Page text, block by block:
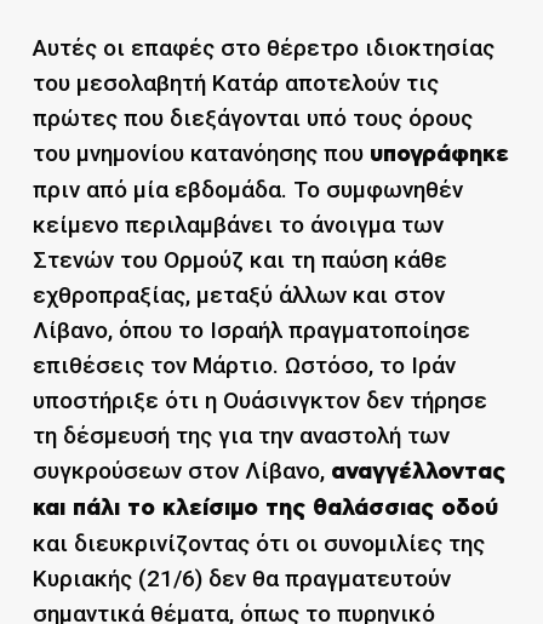
Αυτές οι επαφές στο θέρετρο ιδιοκτησίας
του μεσολαβητή Κατάρ αποτελούν τις
πρώτες που διεξάγονται υπό τους όρους
του μνημονίου κατανόησης που υπογράφηκε
πριν από μία εβδομάδα. Το συμφωνηθέν
κείμενο περιλαμβάνει το άνοιγμα των
Στενών του Ορμούζ και τη παύση κάθε
εχθροπραξίας, μεταξύ άλλων και στον
Λίβανο, όπου το Ισραήλ πραγματοποίησε
επιθέσεις τον Μάρτιο. Ωστόσο, το Ιράν
υποστήριξε ότι η Ουάσινγκτον δεν τήρησε
τη δέσμευσή της για την αναστολή των
συγκρούσεων στον Λίβανο, αναγγέλλοντας
και πάλι το κλείσιμο της θαλάσσιας οδού
και διευκρινίζοντας ότι οι συνομιλίες της
Κυριακής (21/6) δεν θα πραγματευτούν
σημαντικά θέματα, όπως το πυρηνικό